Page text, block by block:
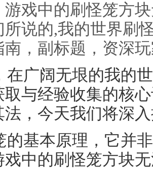
游戏中的刷怪笼方
所说的,我的世界刷
南，副标题，资深
在广阔无垠的我的
取与经验收集的核
法，今天我们将深
的基本原理，它并
戏中的刷怪笼方块